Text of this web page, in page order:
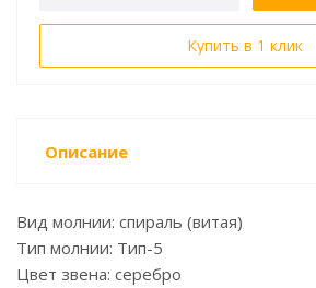
Купить в 1 клик
Описание
Вид молнии: спираль (витая)
Тип молнии: Тип-5
Цвет звена: серебро